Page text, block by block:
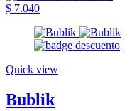
$ 7.040
Quick view
Bublik